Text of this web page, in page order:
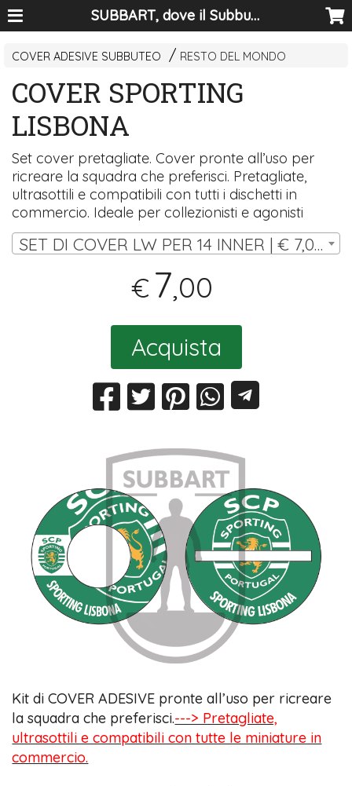
SUBBART, dove il Subbuteo diventa arte
COVER ADESIVE SUBBUTEO RESTO DEL MONDO
COVER SPORTING
LISBONA
Set cover pretagliate. Cover pronte all’uso per
ricreare la squadra che preferisci. Pretagliate,
ultrasottili e compatibili con tutti i dischetti in
commercio. Ideale per collezionisti e agonisti
SET DI COVER LW PER 14 INNER | € 7,00
€ 7,00
Acquista
Kit di COVER ADESIVE pronte all’uso per ricreare
la squadra che preferisci.---> Pretagliate,
ultrasottili e compatibili con tutte le miniature in
commercio.